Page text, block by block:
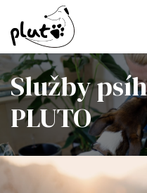
Skip to Content
Služby
PLUTO